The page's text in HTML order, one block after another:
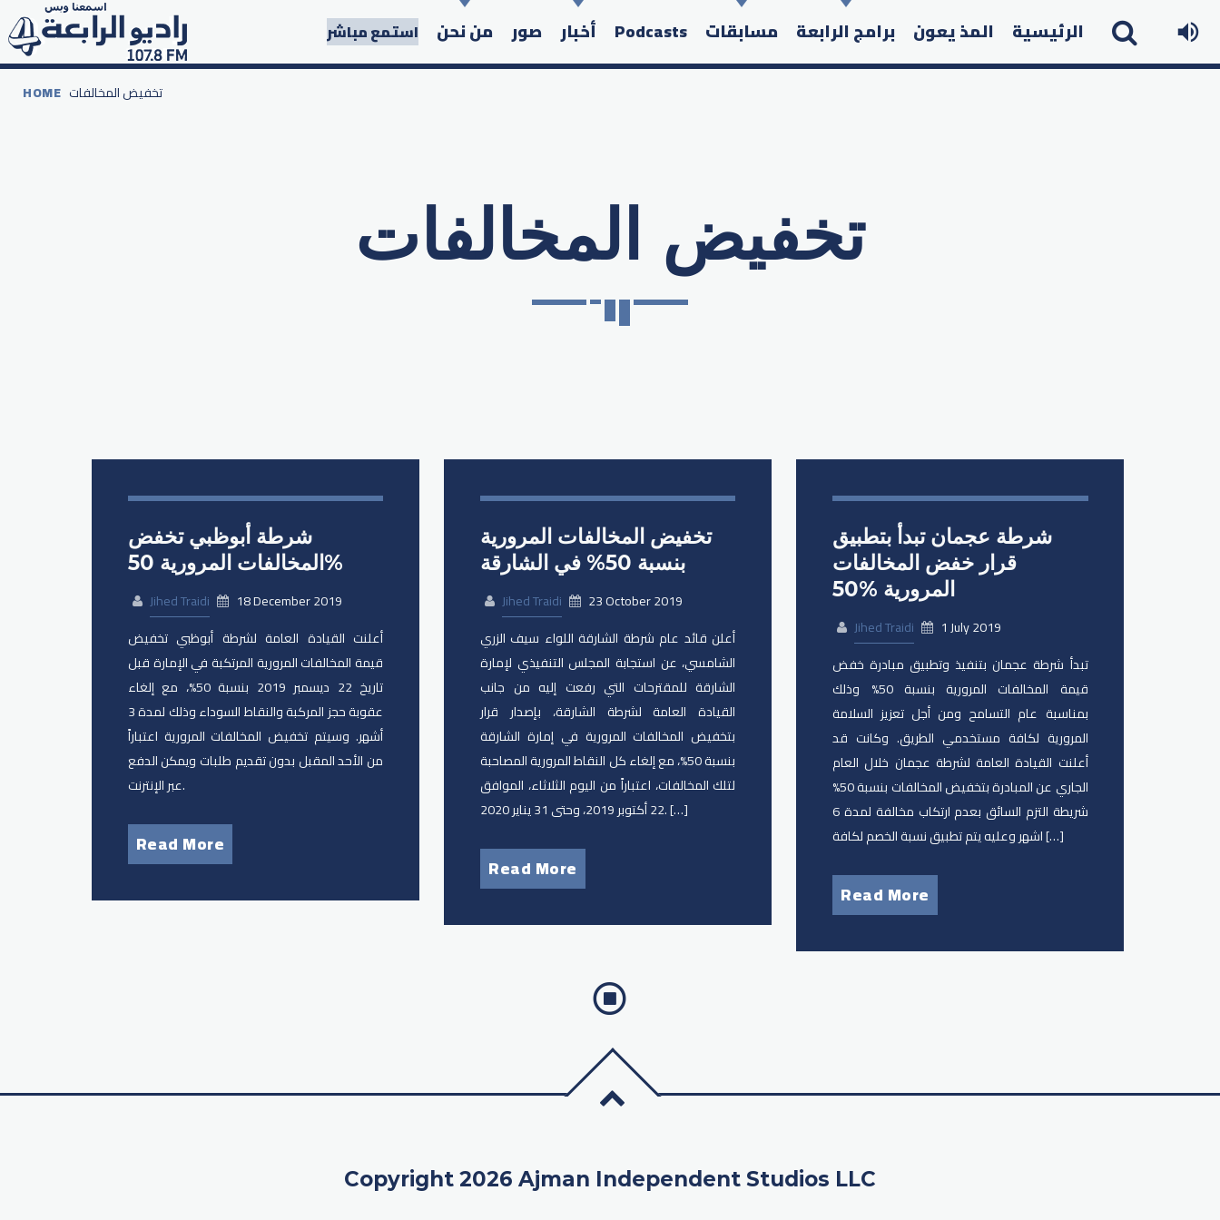
الرئيسية المذ يعون برامج الرابعة مسابقات Podcasts أخبار صور من نحن استمع مباشر
Search in the website:
HOME تخفيض المخالفات
تخفيض المخالفات
شرطة أبوظبي تخفض
المخالفات المرورية 50%
Jihed Traidi
18 December 2019
أعلنت القيادة العامة لشرطة أبوظبي تخفيض
قيمة المخالفات المرورية المرتكبة في الإمارة قبل
تاريخ 22 ديسمبر 2019 بنسبة 50%، مع إلغاء
عقوبة حجز المركبة والنقاط السوداء وذلك لمدة 3
أشهر. وسيتم تخفيض المخالفات المرورية اعتباراً
من الأحد المقبل بدون تقديم طلبات ويمكن الدفع
عبر الإنترنت.
Read More
تخفيض المخالفات المرورية
بنسبة 50% في الشارقة
Jihed Traidi
23 October 2019
أعلن قائد عام شرطة الشارقة اللواء سيف الزري
الشامسي، عن استجابة المجلس التنفيذي لإمارة
الشارقة للمقترحات التي رفعت إليه من جانب
القيادة العامة لشرطة الشارقة، بإصدار قرار
بتخفيض المخالفات المرورية في إمارة الشارقة
بنسبة 50%، مع إلغاء كل النقاط المرورية المصاحبة
لتلك المخالفات، اعتباراً من اليوم الثلاثاء، الموافق
22 أكتوبر 2019، وحتى 31 يناير 2020. […]
Read More
شرطة عجمان تبدأ بتطبيق
قرار خفض المخالفات
المرورية %50
Jihed Traidi
1 July 2019
تبدأ شرطة عجمان بتنفيذ وتطبيق مبادرة خفض
قيمة المخالفات المرورية بنسبة 50% وذلك
بمناسبة عام التسامح ومن أجل تعزيز السلامة
المرورية لكافة مستخدمي الطريق. وكانت قد
أعلنت القيادة العامة لشرطة عجمان خلال العام
الجاري عن المبادرة بتخفيض المخالفات بنسبة 50%
شريطة التزم السائق بعدم ارتكاب مخالفة لمدة 6
اشهر وعليه يتم تطبيق نسبة الخصم لكافة […]
Read More
Copyright 2026 Ajman Independent Studios LLC